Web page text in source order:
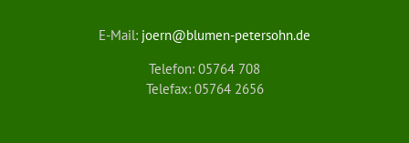
E-Mail: joern@blumen-petersohn.de
Telefon: 05764 708
Telefax: 05764 2656